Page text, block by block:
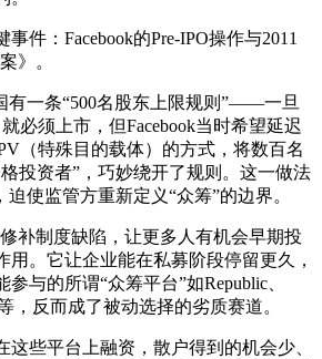
件：Facebook的Pre-IPO操作与2011
》。
有一条“500名股东上限规则”——一旦
必须上市，但Facebook当时希望延迟
（特殊目的载体）的方式，将数百名
投资者”，巧妙绕开了规则。这一做法
使监管方重新定义“众筹”的边界。
修补制度缺陷，让更多人有机会早期投
用。它让企业能在私募阶段停留更久，
与的所谓“众筹平台”如Republic、
，反而成了被动选择的劣质赛道。
这些平台上融资，散户得到的机会少、